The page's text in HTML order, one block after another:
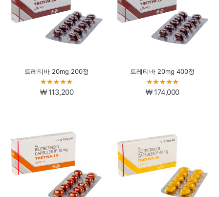
트레티바 20mg 200정
₩113,200
트레티바 20mg 400정
₩174,000